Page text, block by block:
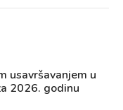
usavršavanjem u
2026. godinu